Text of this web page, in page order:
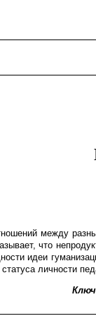
между
что
идеи
лично­сти